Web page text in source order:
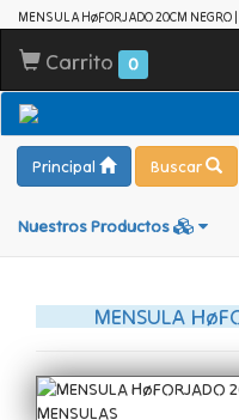
MENSULA HøFORJADO 20CM
Carrito 0
Principal Buscar
Nuestros Productos
MENSULA